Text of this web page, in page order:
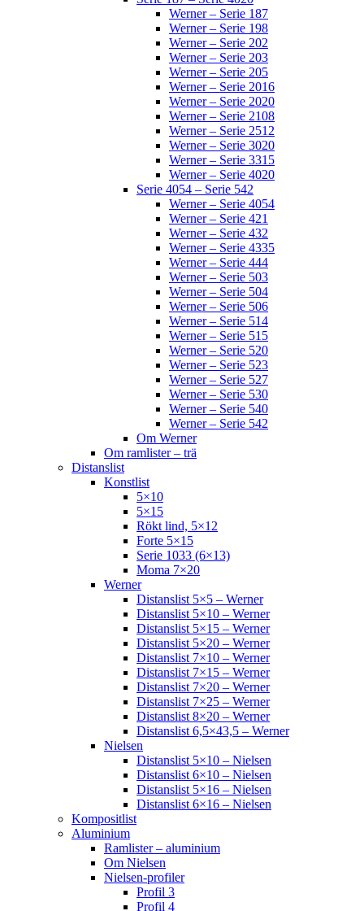
Werner – Serie 187
Werner – Serie 198
Werner – Serie 202
Werner – Serie 203
Werner – Serie 205
Werner – Serie 2016
Werner – Serie 2020
Werner – Serie 2108
Werner – Serie 2512
Werner – Serie 3020
Werner – Serie 3315
Werner – Serie 4020
Serie 4054 – Serie 542
Werner – Serie 4054
Werner – Serie 421
Werner – Serie 432
Werner – Serie 4335
Werner – Serie 444
Werner – Serie 503
Werner – Serie 504
Werner – Serie 506
Werner – Serie 514
Werner – Serie 515
Werner – Serie 520
Werner – Serie 523
Werner – Serie 527
Werner – Serie 530
Werner – Serie 540
Werner – Serie 542
Om Werner
Om ramlister – trä
Distanslist
Konstlist
5×10
5×15
Rökt lind, 5×12
Forte 5×15
Serie 1033 (6×13)
Moma 7×20
Werner
Distanslist 5×5 – Werner
Distanslist 5×10 – Werner
Distanslist 5×15 – Werner
Distanslist 5×20 – Werner
Distanslist 7×10 – Werner
Distanslist 7×15 – Werner
Distanslist 7×20 – Werner
Distanslist 7×25 – Werner
Distanslist 8×20 – Werner
Distanslist 6,5×43,5 – Werner
Nielsen
Distanslist 5×10 – Nielsen
Distanslist 6×10 – Nielsen
Distanslist 5×16 – Nielsen
Distanslist 6×16 – Nielsen
Kompositlist
Aluminium
Ramlister – aluminium
Om Nielsen
Nielsen-profiler
Profil 3
Profil 4